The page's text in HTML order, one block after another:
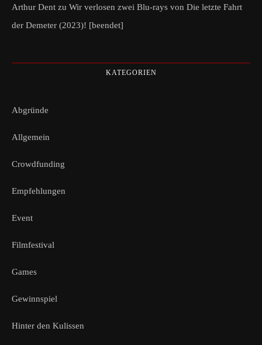
Arthur Dent zu Wir verlosen zwei Blu-rays von Die letzte Fahrt
der Demeter (2023)! [beendet]
KATEGORIEN
Abgründe
Allgemein
Crowdfunding
Empfehlungen
Event
Filmfestival
Games
Gewinnspiel
Hinter den Kulissen